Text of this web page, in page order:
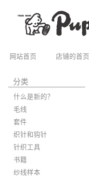
网站首页 店铺的首页
分类
什么是新的？
毛线
套件
织针和钩针
针织工具
书籍
纱线样本